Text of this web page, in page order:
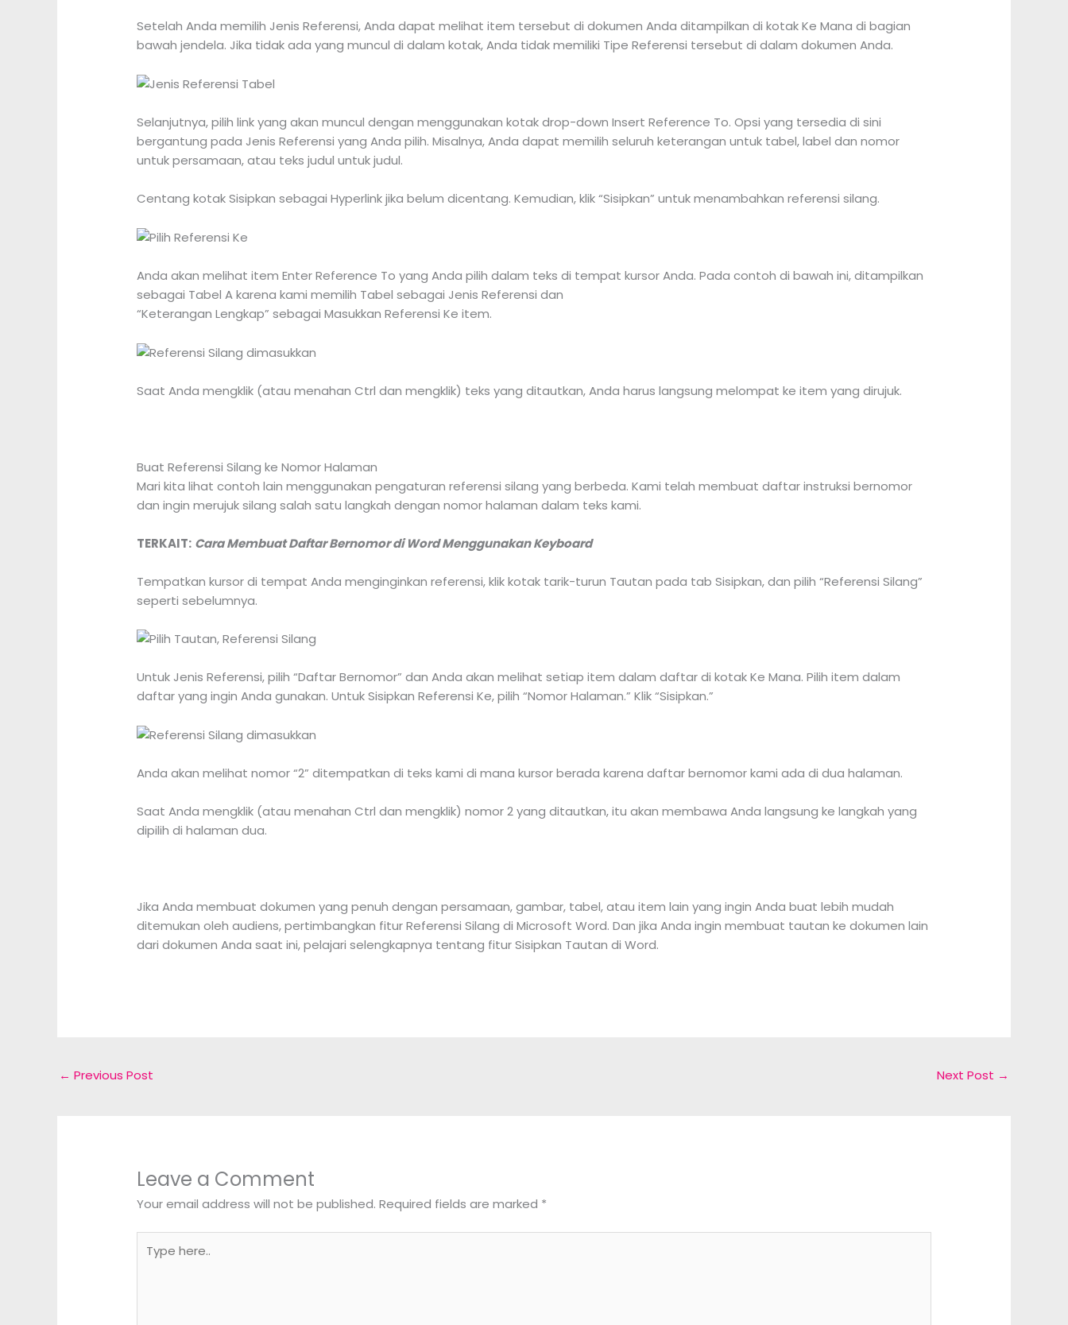
Setelah Anda memilih Jenis Referensi, Anda dapat melihat item tersebut di dokumen Anda ditampilkan di kotak Ke Mana di bagian
bawah jendela. Jika tidak ada yang muncul di dalam kotak, Anda tidak memiliki Tipe Referensi tersebut di dalam dokumen Anda.
Selanjutnya, pilih link yang akan muncul dengan menggunakan kotak drop-down Insert Reference To. Opsi yang tersedia di sini
bergantung pada Jenis Referensi yang Anda pilih. Misalnya, Anda dapat memilih seluruh keterangan untuk tabel, label dan nomor
untuk persamaan, atau teks judul untuk judul.
Centang kotak Sisipkan sebagai Hyperlink jika belum dicentang. Kemudian, klik “Sisipkan” untuk menambahkan referensi silang.
Anda akan melihat item Enter Reference To yang Anda pilih dalam teks di tempat kursor Anda. Pada contoh di bawah ini, ditampilkan
sebagai Tabel A karena kami memilih Tabel sebagai Jenis Referensi dan
“Keterangan Lengkap” sebagai Masukkan Referensi Ke item.
Saat Anda mengklik (atau menahan Ctrl dan mengklik) teks yang ditautkan, Anda harus langsung melompat ke item yang dirujuk.
Buat Referensi Silang ke Nomor Halaman
Mari kita lihat contoh lain menggunakan pengaturan referensi silang yang berbeda. Kami telah membuat daftar instruksi bernomor
dan ingin merujuk silang salah satu langkah dengan nomor halaman dalam teks kami.
TERKAIT: Cara Membuat Daftar Bernomor di Word Menggunakan Keyboard
Tempatkan kursor di tempat Anda menginginkan referensi, klik kotak tarik-turun Tautan pada tab Sisipkan, dan pilih “Referensi Silang”
seperti sebelumnya.
Untuk Jenis Referensi, pilih “Daftar Bernomor” dan Anda akan melihat setiap item dalam daftar di kotak Ke Mana. Pilih item dalam
daftar yang ingin Anda gunakan. Untuk Sisipkan Referensi Ke, pilih “Nomor Halaman.” Klik “Sisipkan.”
Anda akan melihat nomor “2” ditempatkan di teks kami di mana kursor berada karena daftar bernomor kami ada di dua halaman.
Saat Anda mengklik (atau menahan Ctrl dan mengklik) nomor 2 yang ditautkan, itu akan membawa Anda langsung ke langkah yang
dipilih di halaman dua.
Jika Anda membuat dokumen yang penuh dengan persamaan, gambar, tabel, atau item lain yang ingin Anda buat lebih mudah
ditemukan oleh audiens, pertimbangkan fitur Referensi Silang di Microsoft Word. Dan jika Anda ingin membuat tautan ke dokumen lain
dari dokumen Anda saat ini, pelajari selengkapnya tentang fitur Sisipkan Tautan di Word.
← Previous Post Next Post →
Leave a Comment
Your email address will not be published. Required fields are marked *
here..